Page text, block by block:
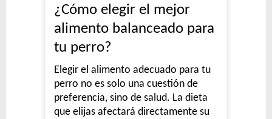
¿Cómo elegir el mejor
alimento balanceado para
tu perro?
Elegir el alimento adecuado para tu
perro no es solo una cuestión de
preferencia, sino de salud. La dieta
que elijas afectará directamente su